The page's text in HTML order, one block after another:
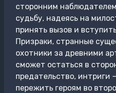
сторонним
судьбу, надеясь на
принять вызов и
Призраки, странные
охотники за древними
сможет остаться в
предательство, интриги
пережить героям во